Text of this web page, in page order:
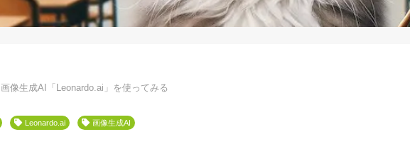
画像生成AI「Leonardo.ai」を使ってみる
Leonardo.ai 画像生成AI